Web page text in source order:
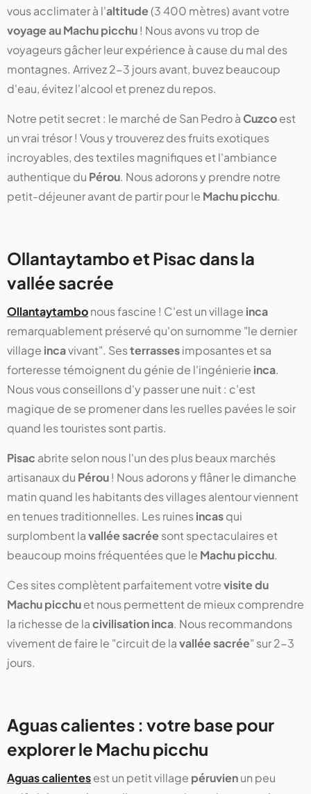
vous acclimater à l'altitude(3 400 mètres) avant votre
voyage au Machu picchu! Nous avons vu trop de
voyageurs gâcher leur expérience à cause du mal des
montagnes. Arrivez 2-3 jours avant, buvez beaucoup
d'eau, évitez l'alcool et prenez du repos.
Notre petit secret : le marché de San Pedro à Cuzcoest
un vrai trésor ! Vous y trouverez des fruits exotiques
incroyables, des textiles magnifiques et l'ambiance
authentique du Pérou. Nous adorons y prendre notre
petit-déjeuner avant de partir pour le Machu picchu.
Ollantaytambo et Pisac dans la
vallée sacrée
Ollantaytambonous fascine ! C'est un village inca
remarquablement préservé qu'on surnomme "le dernier
village incavivant". Sesterrassesimposantes et sa
forteresse témoignent du génie de l'ingénierie inca.
Nous vous conseillons d'y passer une nuit : c'est
magique de se promener dans les ruelles pavées le soir
quand les touristes sont partis.
Pisac abrite selon nous l'un des plus beaux marchés
artisanaux du Pérou! Nous adorons y flâner le dimanche
matin quand les habitants des villages alentour viennent
en tenues traditionnelles. Les ruinesincasqui
surplombent lavallée sacréesont spectaculaires et
beaucoup moins fréquentées que le Machu picchu.
Ces sites complètent parfaitement votrevisite du
Machu picchuet nous permettent de mieux comprendre
la richesse de lacivilisation inca. Nous recommandons
vivement de faire le "circuit de lavallée sacrée" sur 2-3
jours.
Aguas calientes : votre base pour
explorer le Machu picchu
Aguas calientesest un petit village péruvienun peu